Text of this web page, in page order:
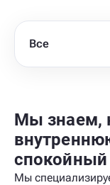
Все
Мы знаем,
Мы